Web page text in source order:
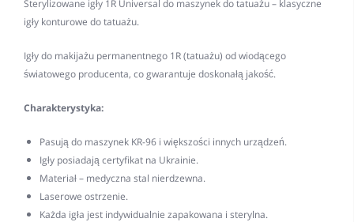
Sterylizowane igły 1R Universal do maszynek do tatuażu – klasyczne
igły konturowe do tatuażu.
Igły do makijażu permanentnego 1R (tatuażu) od wiodącego
światowego producenta, co gwarantuje doskonałą jakość.
Charakterystyka:
Pasują do maszynek KR-96 i większości innych urządzeń.
Igły posiadają certyfikat na Ukrainie.
Materiał – medyczna stal nierdzewna.
Laserowe ostrzenie.
Każda igła jest indywidualnie zapakowana i sterylna.